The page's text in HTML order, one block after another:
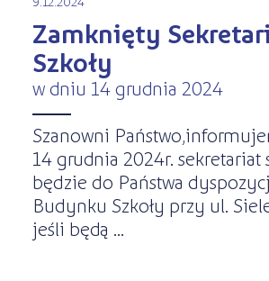
Zamknięty
Szkoły
w dniu 14 grudnia 2024
Szanowni
14 grudnia 2024r. sekretariat
będzie do Państwa
Budynku Szkoły przy ul.
jeśli będą ...